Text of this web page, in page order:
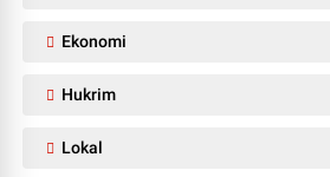
Ekonomi
Hukrim
Lokal